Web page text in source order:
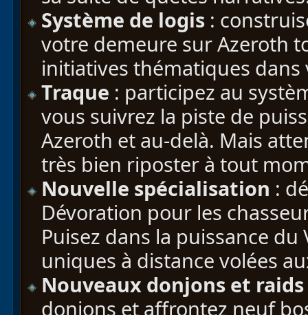
Système de logis :
votre demeure sur Azeroth
initiatives thématiques dans
Traque : participez au
vous suivrez la piste de
Azeroth et au-delà. Mais
très bien riposter à tout
Nouvelle spécialisation :
Dévoration pour les
Puisez dans la puissance du
uniques à distance volées
Nouveaux donjons et raids
donjons et affrontez neuf